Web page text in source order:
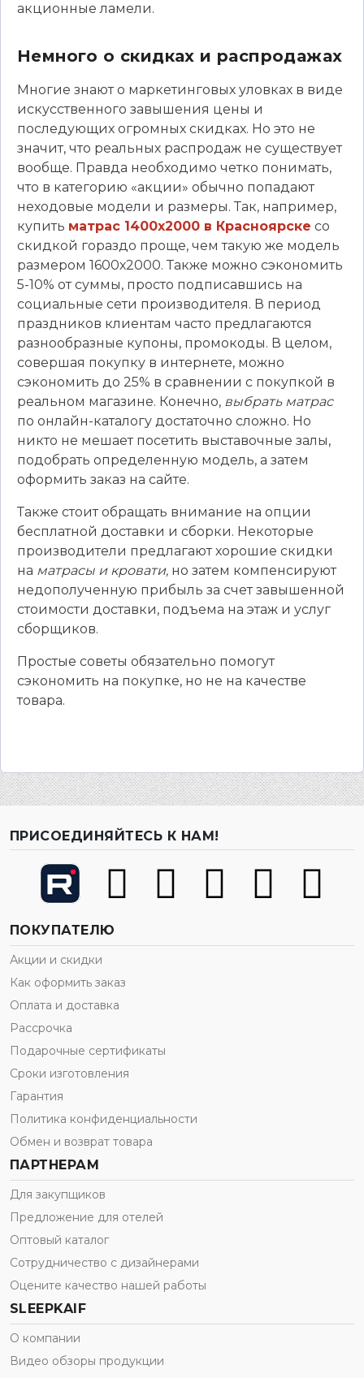
акционные ламели.
Немного о скидках и распродажах
Многие знают о маркетинговых уловках в виде
искусственного завышения цены и
последующих огромных скидках. Но это не
значит, что реальных распродаж не существует
вообще. Правда необходимо четко понимать,
что в категорию «акции» обычно попадают
неходовые модели и размеры. Так, например,
купить матрас 1400х2000 в Красноярске со
скидкой гораздо проще, чем такую же модель
размером 1600х2000. Также можно сэкономить
5-10% от суммы, просто подписавшись на
социальные сети производителя. В период
праздников клиентам часто предлагаются
разнообразные купоны, промокоды. В целом,
совершая покупку в интернете, можно
сэкономить до 25% в сравнении с покупкой в
реальном магазине. Конечно, выбрать матрас
по онлайн-каталогу достаточно сложно. Но
никто не мешает посетить выставочные залы,
подобрать определенную модель, а затем
оформить заказ на сайте.
Также стоит обращать внимание на опции
бесплатной доставки и сборки. Некоторые
производители предлагают хорошие скидки
на матрасы и кровати, но затем компенсируют
недополученную прибыль за счет завышенной
стоимости доставки, подъема на этаж и услуг
сборщиков.
Простые советы обязательно помогут
сэкономить на покупке, но не на качестве
товара.
ПРИСОЕДИНЯЙТЕСЬ К НАМ!
ПОКУПАТЕЛЮ
Акции и скидки
Как оформить заказ
Оплата и доставка
Рассрочка
Подарочные сертификаты
Сроки изготовления
Гарантия
Политика конфиденциальности
Обмен и возврат товара
ПАРТНЕРАМ
Для закупщиков
Предложение для отелей
Оптовый каталог
Сотрудничество с дизайнерами
Оцените качество нашей работы
SLEEPKAIF
О компании
Видео обзоры продукции